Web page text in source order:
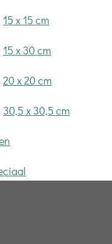
15 x 15 cm
15 x 30 cm
20 x 20 cm
30,5 x 30,5 cm